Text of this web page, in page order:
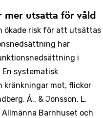
mer utsatta för våld
ökade risk för att utsättas
har
i
systematisk
kränkningar mot, flickor
Å., & Jonsson, L.
Barnhuset och